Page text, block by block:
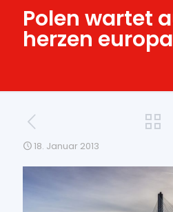
Polen wartet
herzen
18. Januar 2013